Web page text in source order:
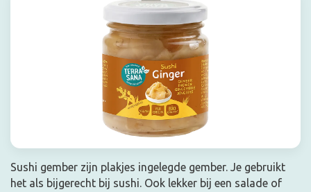
Sushi gember zijn plakjes ingelegde gember. Je gebruikt
het als bijgerecht bij sushi. Ook lekker bij een salade of